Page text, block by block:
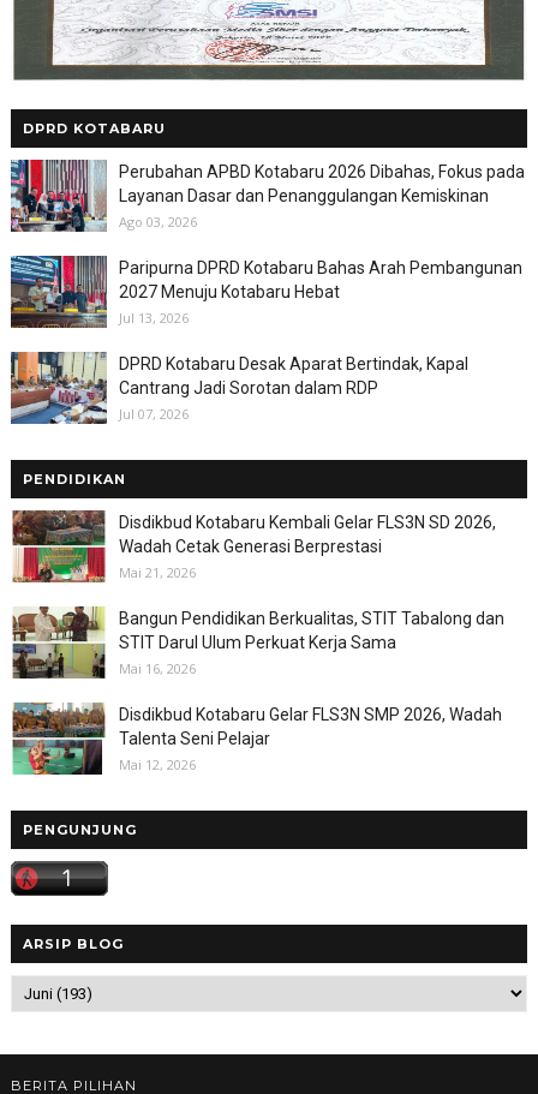
DPRD KOTABARU
Perubahan APBD Kotabaru 2026 Dibahas, Fokus pada
Layanan Dasar dan Penanggulangan Kemiskinan
Ago 03, 2026
Paripurna DPRD Kotabaru Bahas Arah Pembangunan
2027 Menuju Kotabaru Hebat
Jul 13, 2026
DPRD Kotabaru Desak Aparat Bertindak, Kapal
Cantrang Jadi Sorotan dalam RDP
Jul 07, 2026
PENDIDIKAN
Disdikbud Kotabaru Kembali Gelar FLS3N SD 2026,
Wadah Cetak Generasi Berprestasi
Mai 21, 2026
Bangun Pendidikan Berkualitas, STIT Tabalong dan
STIT Darul Ulum Perkuat Kerja Sama
Mai 16, 2026
Disdikbud Kotabaru Gelar FLS3N SMP 2026, Wadah
Talenta Seni Pelajar
Mai 12, 2026
PENGUNJUNG
ARSIP BLOG
BERITA PILIHAN